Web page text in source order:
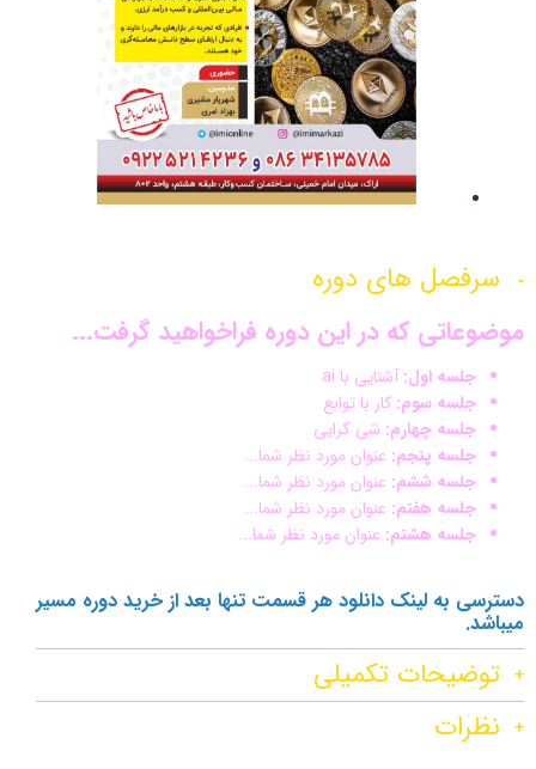
سرفصل های دوره
موضوعاتی که در این دوره فراخواهید گرفت...
جلسه اول: آشنایی با ai
جلسه سوم: کار با توابع
جلسه چهارم: شی گرایی
جلسه پنجم: عنوان مورد نظر شما...
جلسه ششم: عنوان مورد نظر شما...
جلسه هفتم: عنوان مورد نظر شما...
جلسه هشتم: عنوان مورد نظر شما...
دسترسی به لینک دانلود هر قسمت تنها بعد از خرید دوره مسیر
میباشد.
توضیحات تکمیلی
نظرات